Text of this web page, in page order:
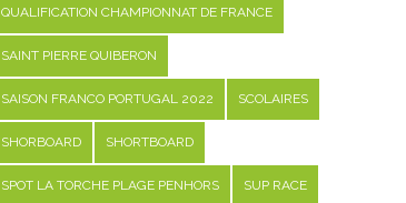
QUALIFICATION CHAMPIONNAT DE FRANCE
SAINT PIERRE QUIBERON
SAISON FRANCO PORTUGAL 2022 SCOLAIRES
SHORBOARD SHORTBOARD
SPOT LA TORCHE PLAGE PENHORS SUP RACE